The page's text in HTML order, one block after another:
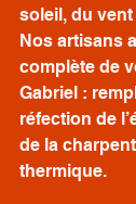
soleil, du
Nos artisans
complète de
Gabriel :
réfection de
de la
thermique.